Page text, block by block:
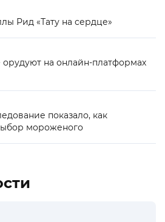
Рид «Тату на сердце»
на онлайн-платформах
показало, как
мороженого